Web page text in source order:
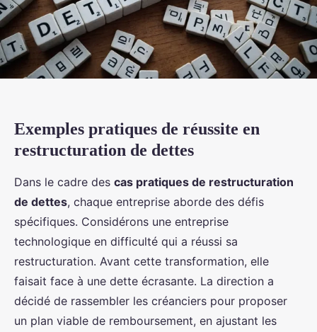
Exemples pratiques de réussite en
restructuration de dettes
Dans le cadre des cas pratiques de restructuration
de dettes, chaque entreprise aborde des défis
spécifiques. Considérons une entreprise
technologique en difficulté qui a réussi sa
restructuration. Avant cette transformation, elle
faisait face à une dette écrasante. La direction a
décidé de rassembler les créanciers pour proposer
un plan viable de remboursement, en ajustant les